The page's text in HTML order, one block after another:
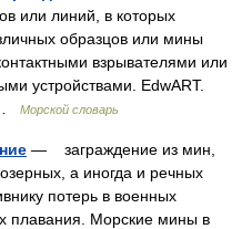
или линий, в которых
образцов или мины
взрывателями или
устройствами. EdwART.
Морской словарь
— заграждение из мин,
а иногда и речных
потерь в военных
плавания. Морские мины в